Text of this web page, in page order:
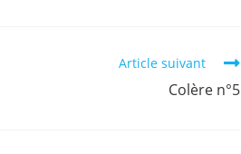
Article suivant
Colère n°5